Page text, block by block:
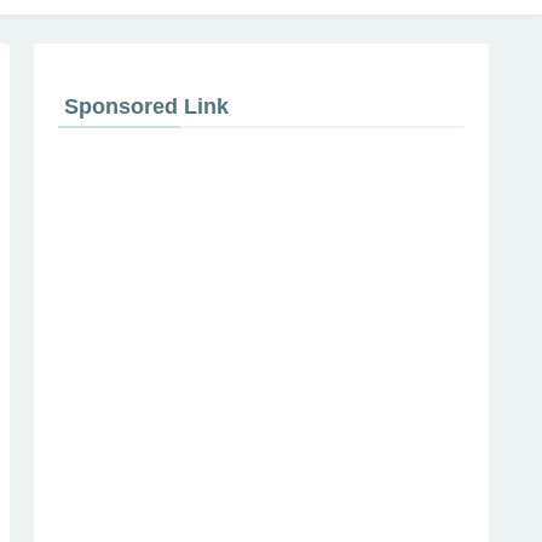
Sponsored Link